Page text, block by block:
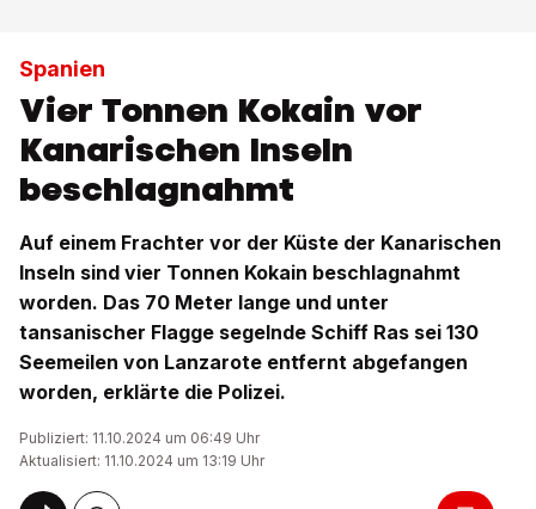
Spanien
Vier Tonnen Kokain vor
Kanarischen Inseln
beschlagnahmt
Auf einem Frachter vor der Küste der Kanarischen
Inseln sind vier Tonnen Kokain beschlagnahmt
worden. Das 70 Meter lange und unter
tansanischer Flagge segelnde Schiff Ras sei 130
Seemeilen von Lanzarote entfernt abgefangen
worden, erklärte die Polizei.
Publiziert: 11.10.2024 um 06:49 Uhr
Aktualisiert: 11.10.2024 um 13:19 Uhr